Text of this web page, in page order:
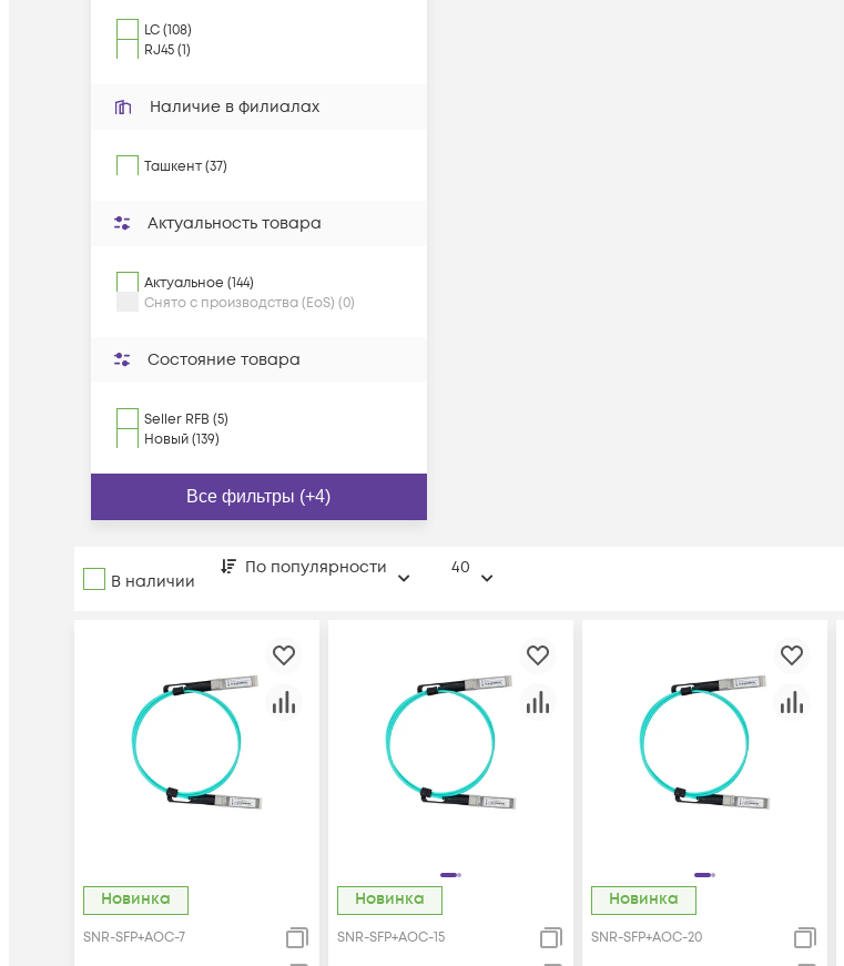
LC (108)
RJ45 (1)
Наличие в филиалах
Ташкент (37)
Актуальность товара
Актуальное (144)
Снято с производства (EoS) (0)
Состояние товара
Seller RFB (5)
Новый (139)
Все фильтры (+4)
В наличии
По популярности 40
Новинка
SNR-SFP+AOC-7
Новинка
SNR-SFP+AOC-15
Новинка
SNR-SFP+AOC-20